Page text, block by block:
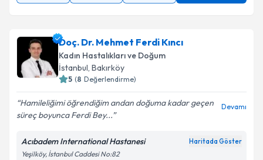
Doç. Dr. Mehmet Ferdi Kıncı
Kadın Hastalıkları ve Doğum
İstanbul, Bakırköy
5 (8 Değerlendirme)
Hamileliğimi öğrendiğim andan doğuma kadar geçen
süreç boyunca Ferdi Bey...
Devamı
Acıbadem International Hastanesi Haritada Göster
Yeşilköy, İstanbul Caddesi No:82